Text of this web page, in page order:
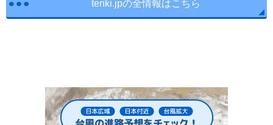
tenki.jpの全情報はこちら